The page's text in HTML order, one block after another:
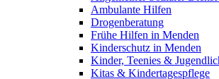
Ambulante Hilfen
Drogenberatung
Frühe Hilfen in Menden
Kinderschutz in Menden
Kinder, Teenies &
Kitas & Kindertagespflege